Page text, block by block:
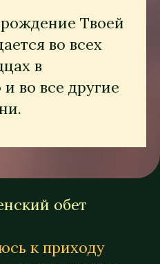
Твоей
во всех
в
во все другие
обет
к приходу